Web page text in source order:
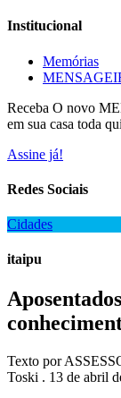
Institucional
Memórias
Receba O novo
em sua casa toda
Assine já!
Redes Sociais
Cidades
itaipu
Texto por
Toski . 13 de abril